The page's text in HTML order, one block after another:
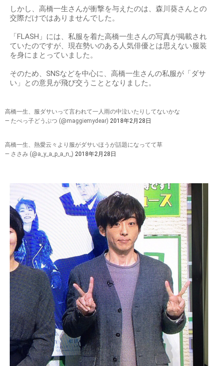
しかし、高橋一生さんが衝撃を与えたのは、森川葵さんとの
交際だけではありませんでした。
「FLASH」には、私服を着た高橋一生さんの写真が掲載され
ていたのですが、現在勢いのある人気俳優とは思えない服装
を身にまとっていました。
そのため、SNSなどを中心に、高橋一生さんの私服が「ダサ
い」との意見が飛び交うこととなりました。
高橋一生、服ダサいって言われて一人雨の中泣いたりしてないかな
— たべっ子どうぶつ (@maggiemydear) 2018年2月28日
高橋一生、熱愛云々より服がダサいほうが話題になってて草
— ささみ (@a_y_a_p_a_n_) 2018年2月28日